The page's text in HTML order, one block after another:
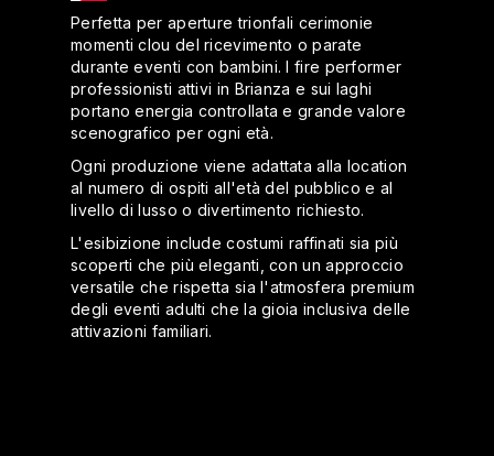
Perfetta per aperture trionfali cerimonie
momenti clou del ricevimento o parate
durante eventi con bambini. I fire performer
professionisti attivi in Brianza e sui laghi
portano energia controllata e grande valore
scenografico per ogni età.
Ogni produzione viene adattata alla location
al numero di ospiti all'età del pubblico e al
livello di lusso o divertimento richiesto.
L'esibizione include costumi raffinati sia più
scoperti che più eleganti, con un approccio
versatile che rispetta sia l'atmosfera premium
degli eventi adulti che la gioia inclusiva delle
attivazioni familiari.